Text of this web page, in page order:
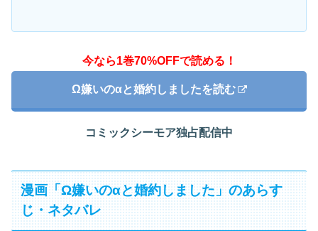
今なら1巻70%OFFで読める！
Ω嫌いのαと婚約しましたを読む
コミックシーモア独占配信中
漫画「Ω嫌いのαと婚約しました」のあらす
じ・ネタバレ